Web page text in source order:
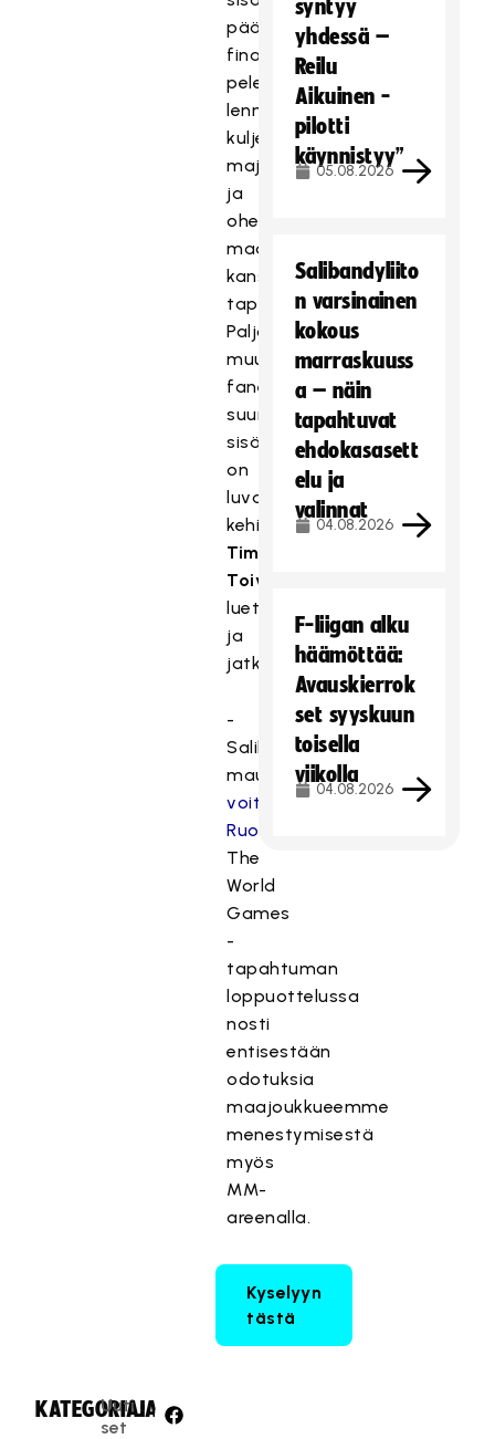
pääsyliput
finaaliviikonlopun
peleihin,
lennot,
kuljetus,
majoitus
ja
oheisohjelma
maajoukkueen
kanssa
tapaamisineen.
Paljon
muutakin
faneille
suunnattua
sisältöä
on
luvassa,
kehittämispäällikkö
Timo
Toivonen
luettelee
ja
jatkaa:
-
Salibandynaistemme
maukas
voitto
Ruotsista
The
World
Games
-
tapahtuman
loppuottelussa
nosti
entisestään
odotuksia
maajoukkueemme
menestymisestä
myös
MM-
areenalla.
Kyselyyn
tästä
KATEGORIA:
Uuti
set
JAA:
syntyy
yhdessä –
Reilu
Aikuinen -
pilotti
käynnistyy”
05.08.2026
Salibandyliito
n varsinainen
kokous
marraskuuss
a – näin
tapahtuvat
ehdokasasett
elu ja
valinnat
04.08.2026
F-liigan alku
häämöttää:
Avauskierrok
set syyskuun
toisella
viikolla
04.08.2026